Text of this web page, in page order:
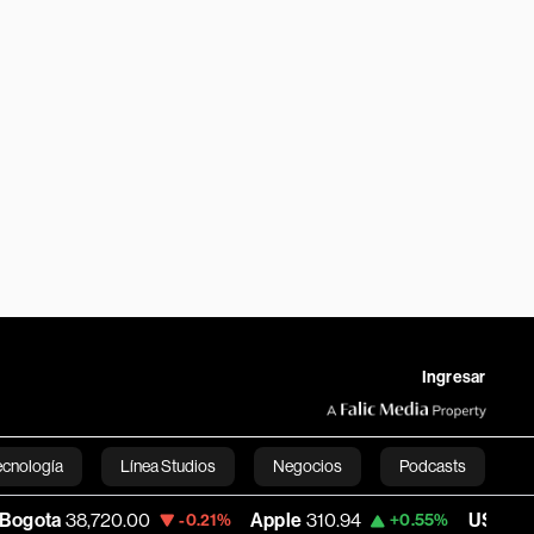
Ingresar
Línea Studios Negocios Podcasts
English
-0.21% Apple 310.94 +0.55% USD COP 3,175.95